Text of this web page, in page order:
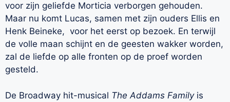
voor zijn geliefde Morticia verborgen gehouden.
Maar nu komt Lucas, samen met zijn ouders Ellis en
Henk Beineke, voor het eerst op bezoek. En terwijl
de volle maan schijnt en de geesten wakker worden,
zal de liefde op alle fronten op de proef worden
gesteld.
De Broadway hit-musical The Addams Familyis